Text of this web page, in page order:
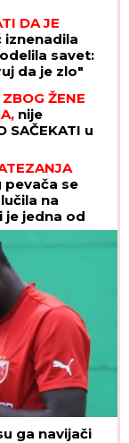
DA JE
iznenadila
savet:
da je zlo"
ŽENE
nije
SAČEKATI u
pevača se
na
je jedna od
ga navijači